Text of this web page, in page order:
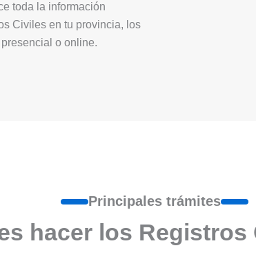
toda la información
Civiles en tu provincia, los
o online.
Principales trámites
hacer los